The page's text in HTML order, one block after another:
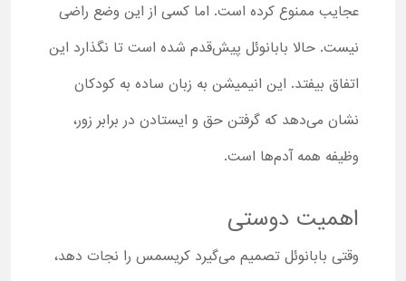
عجایب ممنوع کرده است. اما کسی از این وضع راضی
نیست. حالا بابانوئل پیش‌قدم شده است تا نگذارد این
اتفاق بیفتد. این انیمیشن به زبان ساده به کودکان
نشان می‌دهد که گرفتن حق و ایستادن در برابر زور،
وظیفه همه آدم‌ها است.
اهمیت دوستی
وقتی بابانوئل تصمیم می‌گیرد کریسمس را نجات دهد،